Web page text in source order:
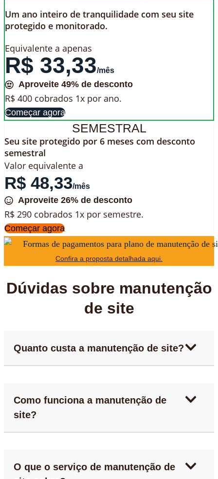
Um ano inteiro de tranquilidade com seu site
protegido e monitorado.
Equivalente a apenas
R$ 33,33/mês
Aproveite 49% de desconto
R$ 400 cobrados 1x por ano.
Começar agora
SEMESTRAL
Seu site protegido por 6 meses com desconto
semestral
Valor equivalente a
R$ 48,33/mês
Aproveite 26% de desconto
R$ 290 cobrados 1x por semestre.
Começar agora
Confira a proposta detalhada aqui.
Dúvidas sobre manutenção
de site
Quanto custa a manutenção de site?
Como funciona a manutenção de
site?
O que o serviço de manutenção de